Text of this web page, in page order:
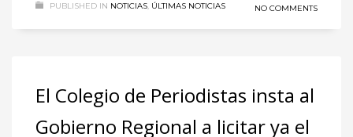
PUBLISHED IN NOTICIAS, ÚLTIMAS NOTICIAS NO COMMENTS
El Colegio de Periodistas insta al
Gobierno Regional a licitar ya el